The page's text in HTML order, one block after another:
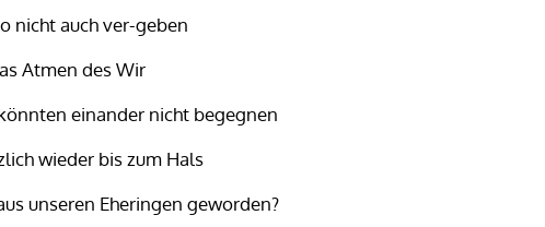
nicht auch ver-geben
Atmen des Wir
einander nicht begegnen
wieder bis zum Hals
unseren Eheringen geworden?